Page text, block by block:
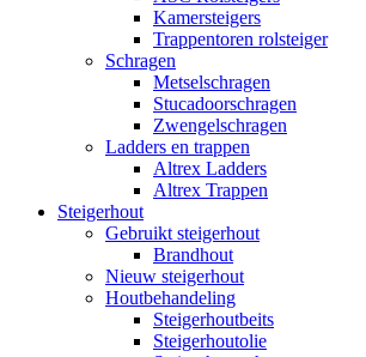
Kamersteigers
Trappentoren rolsteiger
Schragen
Metselschragen
Stucadoorschragen
Zwengelschragen
Ladders en trappen
Altrex Ladders
Altrex Trappen
Steigerhout
Gebruikt steigerhout
Brandhout
Nieuw steigerhout
Houtbehandeling
Steigerhoutbeits
Steigerhoutolie